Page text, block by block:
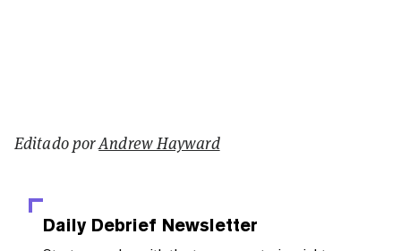
Editado porAndrew Hayward
Daily Debrief Newsletter